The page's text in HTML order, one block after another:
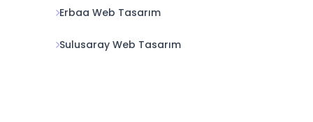
Erbaa Web Tasarım
Sulusaray Web Tasarım